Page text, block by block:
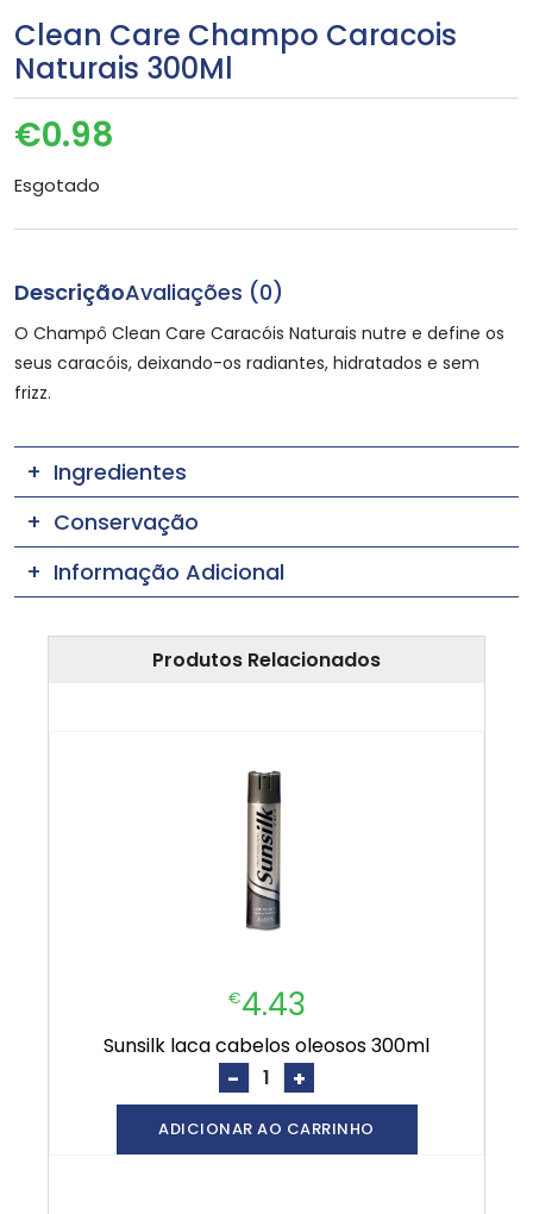
Clean Care Champo Caracois
Naturais 300Ml
€0.98
Esgotado
DescriçãoAvaliações (0)
O Champô Clean Care Caracóis Naturais nutre e define os
seus caracóis, deixando-os radiantes, hidratados e sem
frizz.
Ingredientes
Conservação
Informação Adicional
Produtos Relacionados
€4.43
sunsilk laca cabelos oleosos 300ml
- +
ADICIONAR AO CARRINHO